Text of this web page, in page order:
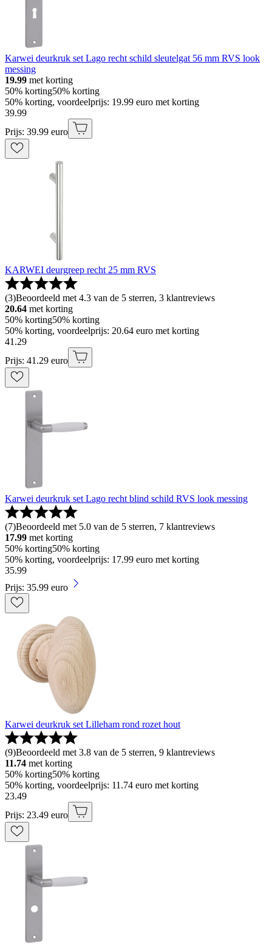
Karwei deurkruk set Lago recht schild sleutelgat 56 mm RVS look
messing
19.99 met korting
50% korting50% korting
50% korting, voordeelprijs: 19.99 euro met korting
39.99
Prijs: 39.99 euro
KARWEI deurgreep recht 25 mm RVS
(3)Beoordeeld met 4.3 van de 5 sterren, 3 klantreviews
20.64 met korting
50% korting50% korting
50% korting, voordeelprijs: 20.64 euro met korting
41 .29
Prijs: 41.29 euro
Karwei deurkruk set Lago recht blind schild RVS look messing
(7)Beoordeeld met 5.0 van de 5 sterren, 7 klantreviews
17.99 met korting
50% korting50% korting
50% korting, voordeelprijs: 17.99 euro met korting
35.99
Prijs: 35.99 euro
Karwei deurkruk set Lilleham rond rozet hout
(9)Beoordeeld met 3.8 van de 5 sterren, 9 klantreviews
11.74 met korting
50% korting50% korting
50% korting, voordeelprijs: 11.74 euro met korting
23.49
Prijs: 23.49 euro